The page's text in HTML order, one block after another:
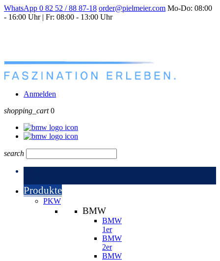
WhatsApp 0 82 52 / 88 87-18 order@pielmeier.com Mo-Do: 08:00
- 16:00 Uhr | Fr: 08:00 - 13:00 Uhr
Anmelden
shopping_cart 0
search
Produkte
PKW
BMW
BMW
1er
BMW
2er
BMW